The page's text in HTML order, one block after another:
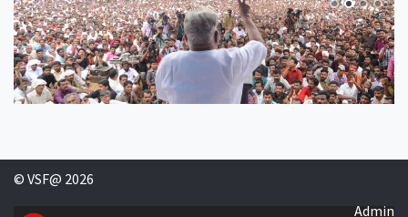
© VSF@ 2026
Admin